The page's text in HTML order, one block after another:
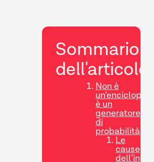
Sommario
dell'articolo
Non è
è un
generatore
di
probabilità
Le
cause